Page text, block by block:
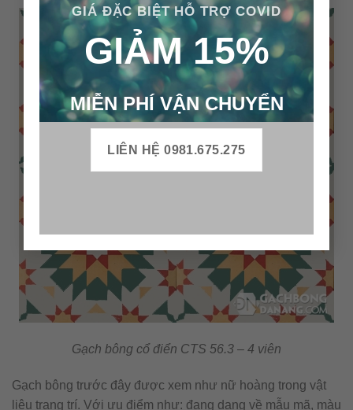
GIÁ ĐẶC BIỆT HỖ TRỢ COVID
GIẢM 15%
MIỄN PHÍ VẬN CHUYỂN
LIÊN HỆ 0981.675.275
Gạch bông cổ điển CTS 56.3 – 4 viên
Gạch bông trước đây được xem như nữ hoàng trong vật
liệu trang trí. Với ưu điểm như: đang dạng về mẫu mã, màu